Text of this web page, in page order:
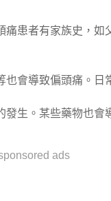
患者有家族史，
會導致偏頭痛。日
生。某些藥物也
ads